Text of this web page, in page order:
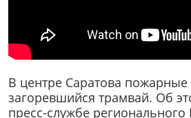
В центре Саратова пожарные
загоревшийся трамвай. Об
пресс-службе